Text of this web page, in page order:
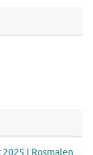
| Rosmalen